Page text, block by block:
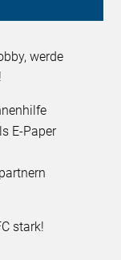
werde
E-Paper
stark!